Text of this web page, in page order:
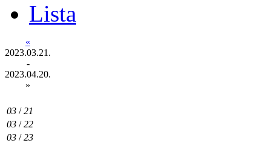
Lista
«
2023.03.21.
-
2023.04.20.
»
03 /21
03 /22
03 /23